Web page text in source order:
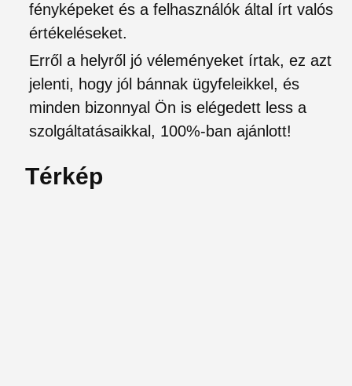
fényképeket és a felhasználók által írt valós
értékeléseket.
Erről a helyről jó véleményeket írtak, ez azt
jelenti, hogy jól bánnak ügyfeleikkel, és
minden bizonnyal Ön is elégedett less a
szolgáltatásaikkal, 100%-ban ajánlott!
Térkép